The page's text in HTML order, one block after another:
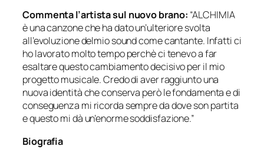
Commenta l’artista sul nuovo brano: “ALCHIMIA
è una canzone che ha dato un’ulteriore svolta
all’evoluzione delmio sound come cantante. Infatti ci
ho lavorato molto tempo perchè ci tenevo a far
esaltare questo cambiamento decisivo per il mio
progetto musicale. Credo di aver raggiunto una
nuova identità che conserva però le fondamenta e di
conseguenza mi ricorda sempre da dove son partita
e questo mi dà un’enorme soddisfazione.”
Biografia